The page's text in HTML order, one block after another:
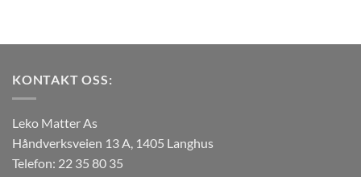
KONTAKT OSS:
Leko Matter As
Håndverksveien 13 A, 1405 Langhus
Telefon: 22 35 80 35